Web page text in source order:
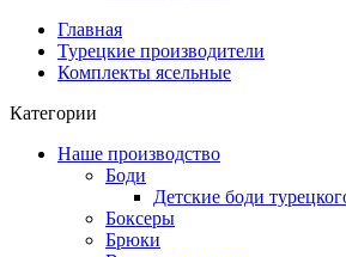
Главная
Турецкие производители
Комплекты ясельные
Категории
Наше производство
Боди
Детские боди
Боксеры
Брюки